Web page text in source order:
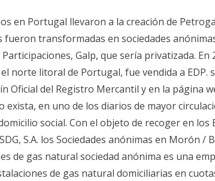
en Portugal llevaron a la creación de
fueron transformadas en sociedades
Galp, que sería privatizada.
norte litoral de Portugal, fue vendida a EDP.
Oficial del Registro Mercantil y en la página
exista, en uno de los diarios de mayor
social. Con el objeto de recoger en los
S.A. los Sociedades anónimas en Morón /
de gas natural sociedad anónima es una
de gas natural domiciliarias en